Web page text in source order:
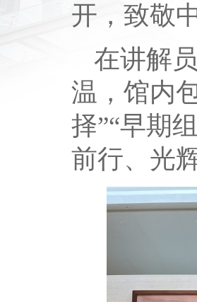
开，致敬
在讲解
温，馆内
择”“早期
前行、光